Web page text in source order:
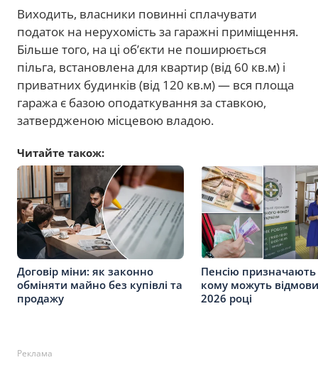
Виходить, власники повинні сплачувати
податок на нерухомість за гаражні приміщення.
Більше того, на ці об’єкти не поширюється
пільга, встановлена для квартир (від 60 кв.м) і
приватних будинків (від 120 кв.м) — вся площа
гаража є базою оподаткування за ставкою,
затвердженою місцевою владою.
Читайте також:
Договір міни: як законно
обміняти майно без купівлі та
продажу
Пенсію призначають
кому можуть
2026 році
Реклама